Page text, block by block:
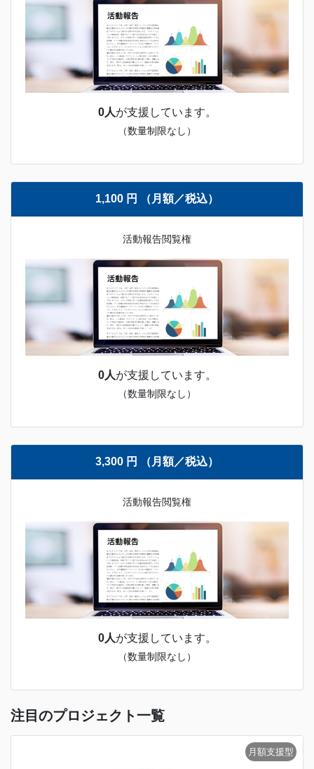
0人が支援しています。
（数量制限なし）
1,100 円 （月額／税込）
活動報告閲覧権
0人が支援しています。
（数量制限なし）
3,300 円 （月額／税込）
活動報告閲覧権
0人が支援しています。
（数量制限なし）
注目のプロジェクト一覧